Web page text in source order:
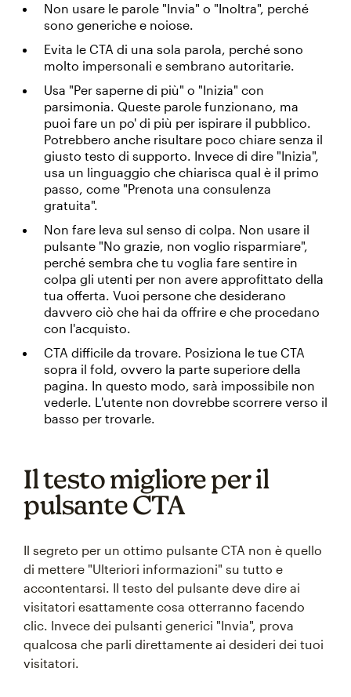
Non usare le parole "Invia" o "Inoltra", perché
sono generiche e noiose.
Evita le CTA di una sola parola, perché sono
molto impersonali e sembrano autoritarie.
Usa "Per saperne di più" o "Inizia" con
parsimonia. Queste parole funzionano, ma
puoi fare un po' di più per ispirare il pubblico.
Potrebbero anche risultare poco chiare senza il
giusto testo di supporto. Invece di dire "Inizia",
usa un linguaggio che chiarisca qual è il primo
passo, come "Prenota una consulenza
gratuita".
Non fare leva sul senso di colpa. Non usare il
pulsante "No grazie, non voglio risparmiare",
perché sembra che tu voglia fare sentire in
colpa gli utenti per non avere approfittato della
tua offerta. Vuoi persone che desiderano
davvero ciò che hai da offrire e che procedano
con l'acquisto.
CTA difficile da trovare. Posiziona le tue CTA
sopra il fold, ovvero la parte superiore della
pagina. In questo modo, sarà impossibile non
vederle. L'utente non dovrebbe scorrere verso il
basso per trovarle.
Il testo migliore per il
pulsante CTA
Il segreto per un ottimo pulsante CTA non è quello
di mettere "Ulteriori informazioni" su tutto e
accontentarsi. Il testo del pulsante deve dire ai
visitatori esattamente cosa otterranno facendo
clic. Invece dei pulsanti generici "Invia", prova
qualcosa che parli direttamente ai desideri dei tuoi
visitatori.